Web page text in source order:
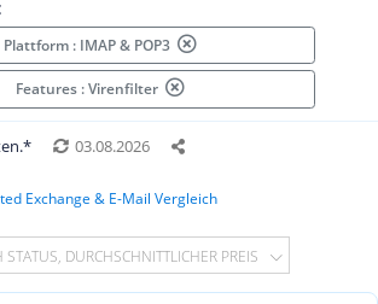
Plattform : IMAP & POP3
Features : Virenfilter
03.08.2026
Exchange & E-Mail Vergleich
STATUS, DURCHSCHNITTLICHER PREIS